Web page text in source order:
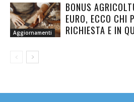
Aggiornamenti
BONUS
EURO, ECCO CHI
RICHIESTA E IN